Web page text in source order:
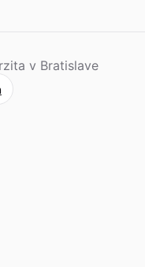
v Bratislave